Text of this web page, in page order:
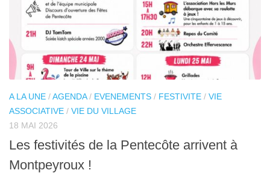
A LA UNE /AGENDA/ EVENEMENTS / FESTIVITE / VIE
ASSOCIATIVE / VIE DU VILLAGE
18 MAI 2026
Les festivités de la Pentecôte arrivent à
Montpeyroux !